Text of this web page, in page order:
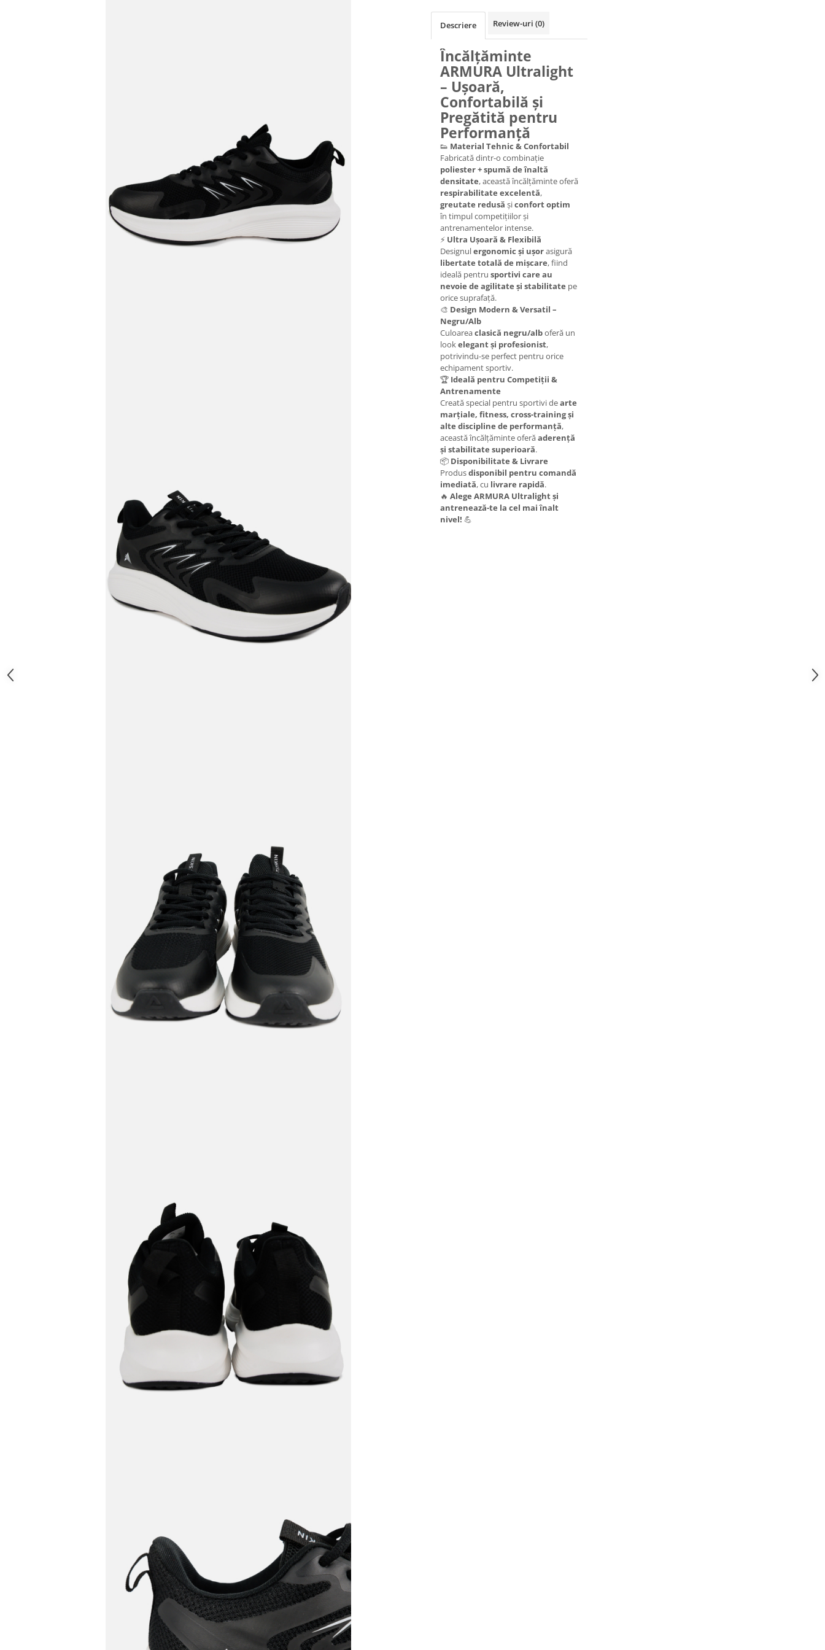
Descriere Review-uri (0)
Încălțăminte
ARMURA Ultralight
– Ușoară,
Confortabilă și
Pregătită pentru
Performanță
👟 Material Tehnic & Confortabil
Fabricată dintr-o combinație
poliester + spumă de înaltă
densitate, această încălțăminte oferă
respirabilitate excelentă,
greutate redusă șiconfort optim
în timpul competițiilor și
antrenamentelor intense.
⚡ Ultra Ușoară & Flexibilă
Designulergonomic și ușorasigură
libertate totală de mișcare, fiind
ideală pentru sportivi care au
nevoie de agilitate și stabilitate pe
orice suprafață.
🎨 Design Modern & Versatil –
Negru/Alb
Culoareaclasică negru/alboferă un
lookelegant și profesionist,
potrivindu-se perfect pentru orice
echipament sportiv.
🏆 Ideală pentru Competiții &
Antrenamente
Creată special pentru sportivi dearte
marțiale, fitness, cross-training și
alte discipline de performanță,
această încălțăminte oferăaderență
și stabilitate superioară.
📦 Disponibilitate & Livrare
Produsdisponibil pentru comandă
imediată, cu livrare rapidă.
🔥 Alege ARMURA Ultralight și
antrenează-te la cel mai înalt
nivel! 💪